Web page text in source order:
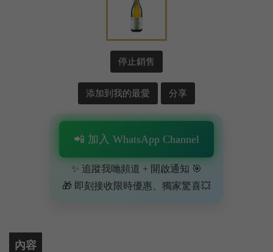
停止銷售
添加到我的最愛 分享
📲 加入 WhatsApp Channel
✨ 追蹤我哋頻道 + 開啟通知 🎯
🎁 即刻接收限時優惠、獨家驚喜💥
內容